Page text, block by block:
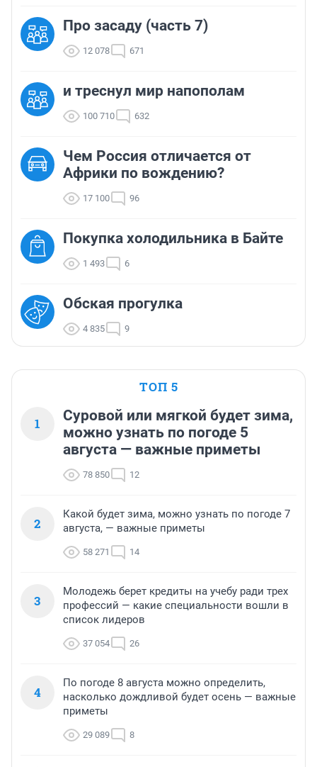
Про засаду (часть 7)
12 078 671
и треснул мир напополам
100 710 632
Чем Россия отличается от
Африки по вождению?
17 100 96
Покупка холодильника в Байте
1 493 6
Обская прогулка
4 835 9
ТОП 5
1
Суровой или мягкой будет зима,
можно узнать по погоде 5
августа — важные приметы
78 850 12
2
Какой будет зима, можно узнать по погоде 7
августа, — важные приметы
58 271 14
3
Молодежь берет кредиты на учебу ради трех
профессий — какие специальности вошли в
список лидеров
37 054 26
4
По погоде 8 августа можно определить,
насколько дождливой будет осень — важные
приметы
29 089 8